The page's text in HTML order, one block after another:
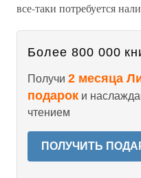
все-таки потребуется
Более 800 000
Получи 2 месяца
подарок и
чтением
ПОЛУЧИТЬ